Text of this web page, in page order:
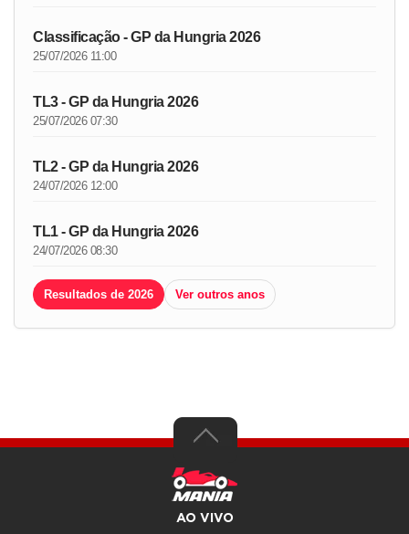
Classificação - GP da Hungria 2026
25/07/2026 11:00
TL3 - GP da Hungria 2026
25/07/2026 07:30
TL2 - GP da Hungria 2026
24/07/2026 12:00
TL1 - GP da Hungria 2026
24/07/2026 08:30
Resultados de 2026 Ver outros anos
AO VIVO